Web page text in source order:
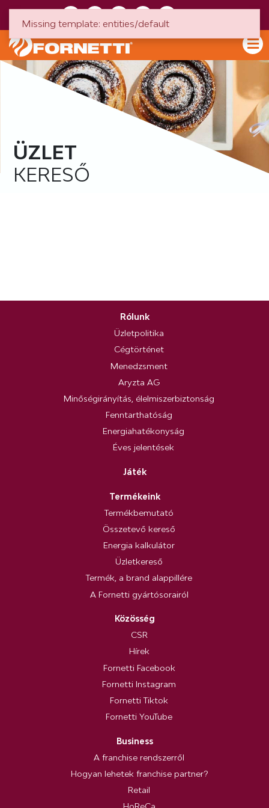
ÜZLET
KERESŐ
Rólunk
Üzletpolitika
Cégtörténet
Menedzsment
Aryzta AG
Minőségirányítás, élelmiszerbiztonság
Fenntarthatóság
Energiahatékonyság
Éves jelentések
Játék
Termékeink
Termékbemutató
Összetevő kereső
Energia kalkulátor
Üzletkereső
Termék, a brand alappillére
A Fornetti gyártósorairól
Közösség
CSR
Hírek
Fornetti Facebook
Fornetti Instagram
Fornetti Tiktok
Fornetti YouTube
Business
A franchise rendszerről
Hogyan lehetek franchise partner?
Retail
Missing template: entities/default